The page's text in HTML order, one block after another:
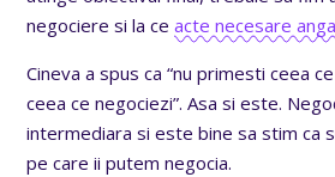
negociere si la ceacte necesare
Cineva a spus ca “nu primesti ceea
ceea ce negociezi”. Asa si este.
intermediara si este bine sa stim ca
pe care ii putem negocia.